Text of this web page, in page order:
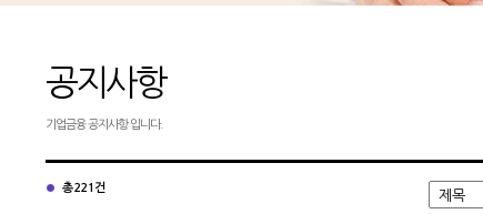
공지사항
기업금융 공지사항 입니다.
총 221건